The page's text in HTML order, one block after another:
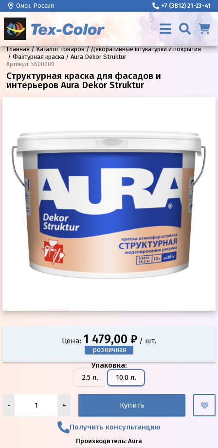
Омск, Россия +7 (3812) 21-23-41
Главная Каталог товаров
Декоративные штукатурки и покрытия
Фактурная краска
Aura Dekor Struktur
Артикул: 5600000
Структурная краска для фасадов и
интерьеров Aura Dekor Struktur
Цена: 1 479,00 ₽ / шт.
розничная
Упаковка:
2.5 л.
10.0 л.
- + Купить
Получить консультанцию
Производитель: Aura